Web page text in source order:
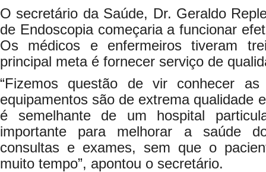
O secretário da Saúde, Dr. Geraldo
de Endoscopia começaria a funcionar
Os médicos e enfermeiros tiveram
principal meta é fornecer serviço de
“Fizemos questão de vir conhecer
equipamentos são de extrema qualidade
é semelhante de um hospital
importante para melhorar a saúde
consultas e exames, sem que o
muito tempo”, apontou o secretário.